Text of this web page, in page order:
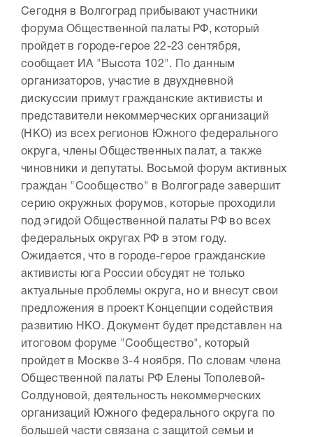
Сегодня в Волгоград прибывают участники
форума Общественной палаты РФ, который
пройдет в городе-герое 22-23 сентября,
сообщает ИА "Высота 102". По данным
организаторов, участие в двухдневной
дискуссии примут гражданские активисты и
представители некоммерческих организаций
(НКО) из всех регионов Южного федерального
округа, члены Общественных палат, а также
чиновники и депутаты. Восьмой форум активных
граждан "Сообщество" в Волгограде завершит
серию окружных форумов, которые проходили
под эгидой Общественной палаты РФ во всех
федеральных округах РФ в этом году.
Ожидается, что в городе-герое гражданские
активисты юга России обсудят не только
актуальные проблемы округа, но и внесут свои
предложения в проект Концепции содействия
развитию НКО. Документ будет представлен на
итоговом форуме "Сообщество", который
пройдет в Москве 3-4 ноября. По словам члена
Общественной палаты РФ Елены Тополевой-
Солдуновой, деятельность некоммерческих
организаций Южного федерального округа по
большей части связана с защитой семьи и